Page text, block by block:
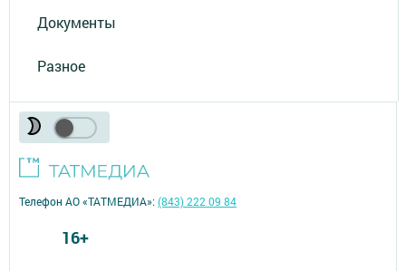
Документы
Разное
Телефон АО «ТАТМЕДИА»:(843) 222 09 84
16+